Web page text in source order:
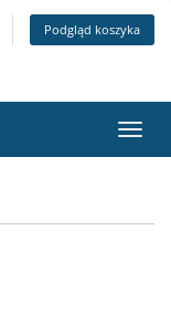
Podgląd koszyka